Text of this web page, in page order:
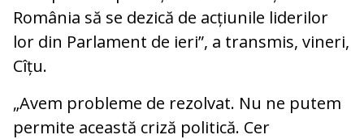
România să se dezică de acțiunile liderilor
lor din Parlament de ieri”, a transmis, vineri,
Cîțu.
„Avem probleme de rezolvat. Nu ne putem
permite această criză politică. Cer